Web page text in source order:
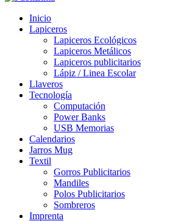
Inicio
Lapiceros
Lapiceros Ecológicos
Lapiceros Metálicos
Lapiceros publicitarios
Lápiz / Linea Escolar
Llaveros
Tecnología
Computación
Power Banks
USB Memorias
Calendarios
Jarros Mug
Textil
Gorros Publicitarios
Mandiles
Polos Publicitarios
Sombreros
Imprenta